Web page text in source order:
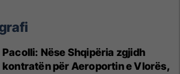
Pacolli: Nëse Shqipëria zgjidh
kontratën për Aeroportin e Vlorës,